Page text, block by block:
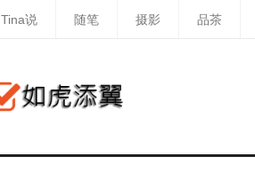
Tina说 随笔 摄影 品茶